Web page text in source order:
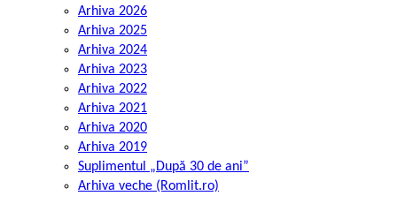
Arhiva 2026
Arhiva 2025
Arhiva 2024
Arhiva 2023
Arhiva 2022
Arhiva 2021
Arhiva 2020
Arhiva 2019
Suplimentul „După 30 de ani”
Arhiva veche (Romlit.ro)